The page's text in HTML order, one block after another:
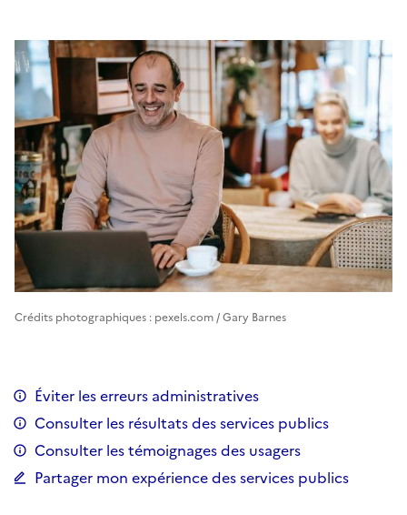
Crédits photographiques : pexels.com / Gary Barnes
Éviter les erreurs administratives
Consulter les résultats des services publics
Consulter les témoignages des usagers
Partager mon expérience des services publics